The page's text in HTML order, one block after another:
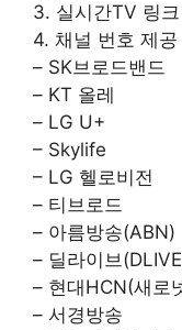
3. 실시간TV 링
4. 채널 번호 제공
– SK브로드밴드
– KT 올레
– LG U+
– Skylife
– LG 헬로비전
– 티브로드
– 아름방송(ABN)
– 딜라이브
– 현대HCN(새로
– 서경방송